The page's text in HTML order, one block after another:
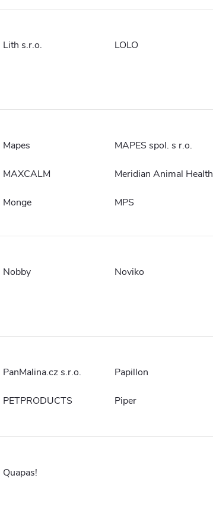
Lith s.r.o. LOLO
Mapes MAPES spol. s r.o.
MAXCALM Meridian Animal Health
Monge MPS
Nobby Noviko
PanMalina.cz s.r.o. Papillon
PETPRODUCTS Piper
Quapas!